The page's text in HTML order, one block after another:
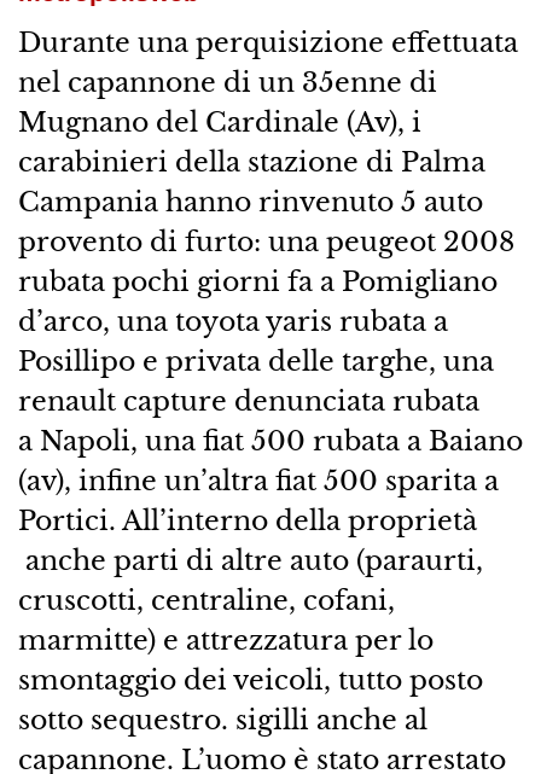
Durante una perquisizione effettuata
nel capannone di un 35enne di
Mugnano del Cardinale (Av), i
carabinieri della stazione di Palma
Campania hanno rinvenuto 5 auto
provento di furto: una peugeot 2008
rubata pochi giorni fa a Pomigliano
d’arco, una toyota yaris rubata a
Posillipo e privata delle targhe, una
renault capture denunciata rubata
a Napoli, una fiat 500 rubata a Baiano
(av), infine un’altra fiat 500 sparita a
Portici. All’interno della proprietà
anche parti di altre auto (paraurti,
cruscotti, centraline, cofani,
marmitte) e attrezzatura per lo
smontaggio dei veicoli, tutto posto
sotto sequestro. sigilli anche al
capannone. L’uomo è stato arrestato